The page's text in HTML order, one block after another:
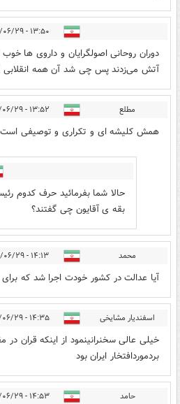
۱۳:۵۰ - ۱۴۰۲/۰۶/۲۹
دوران روحانی اصولگرایان و داروی ها
آتش می‌زدند پس چی شد آن همه انقلابی
مطلع ۱۳:۵۲ - ۱۴۰۲/۰۶/۲۹
همش کلیشه ای و تکراری و توصیفی است
حالا شما بفرمائید حرف کدوم
بقه ی آقایون چی گفتند؟
محمد ۱۴:۱۳ - ۱۴۰۲/۰۶/۲۹
آیا عدالت در کشور خودت اجرا شد که
اسفندیار مشایخی ۱۴:۳۵ - ۱۴۰۲/۰۶/۲۹
خیلی عالی سخنرانینمود از اینکه قران در
بردموردافتخار ایران بود
حامد ۱۴:۵۳ - ۱۴۰۲/۰۶/۲۹